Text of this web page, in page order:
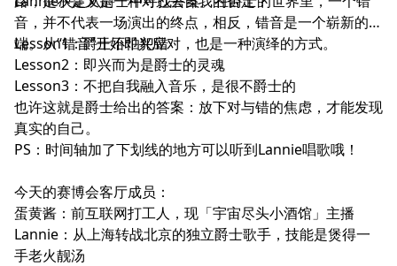
音，并不代表一场演出的终点，相反，错音是一个崭新的开
端。从“错音”开始即兴应对，也是一种演绎的方式。
Lesson1：爵士不怕犯错
Lesson2：即兴而为是爵士的灵魂
Lesson3：不把自我融入音乐，是很不爵士的
也许这就是爵士给出的答案：放下对与错的焦虑，才能发现
真实的自己。
PS：时间轴加了下划线的地方可以听到Lannie唱歌哦！
今天的赛博会客厅成员：
蛋黄酱：前互联网打工人，现「宇宙尽头小酒馆」主播
Lannie：从上海转战北京的独立爵士歌手，技能是煲得一
手老火靓汤